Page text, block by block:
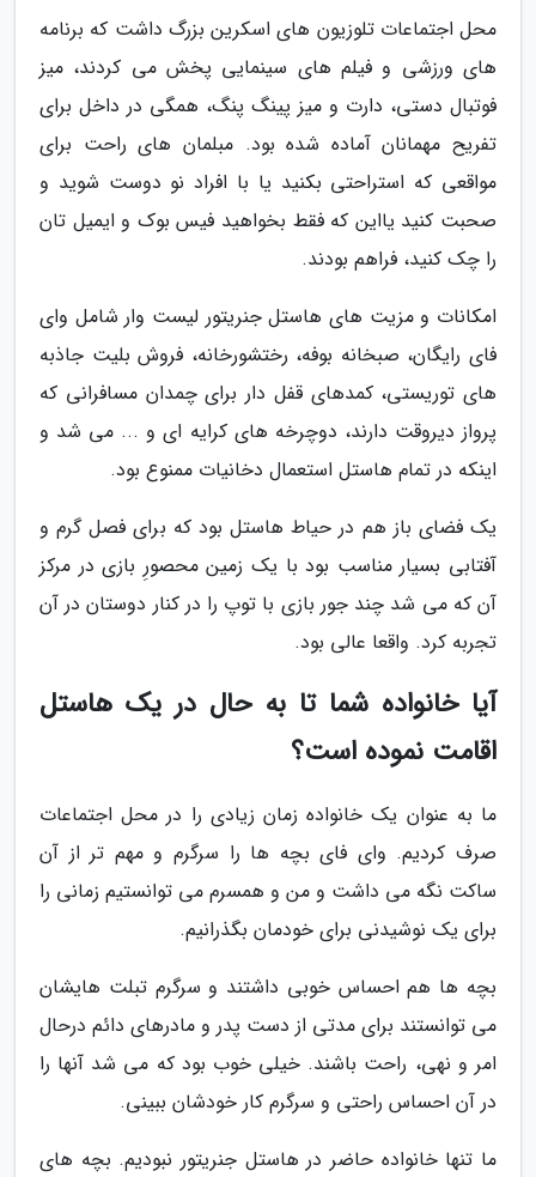
محل اجتماعات تلوزیون های اسکرین بزرگ داشت که برنامه
های ورزشی و فیلم های سینمایی پخش می کردند، میز
فوتبال دستی، دارت و میز پینگ پنگ، همگی در داخل برای
تفریح مهمانان آماده شده بود. مبلمان های راحت برای
مواقعی که استراحتی بکنید یا با افراد نو دوست شوید و
صحبت کنید یااین که فقط بخواهید فیس بوک و ایمیل تان
را چک کنید، فراهم بودند.
امکانات و مزیت های هاستل جنریتور لیست وار شامل وای
فای رایگان، صبخانه بوفه، رختشورخانه، فروش بلیت جاذبه
های توریستی، کمدهای قفل دار برای چمدان مسافرانی که
پرواز دیروقت دارند، دوچرخه های کرایه ای و ... می شد و
اینکه در تمام هاستل استعمال دخانیات ممنوع بود.
یک فضای باز هم در حیاط هاستل بود که برای فصل گرم و
آفتابی بسیار مناسب بود با یک زمین محصورِ بازی در مرکز
آن که می شد چند جور بازی با توپ را در کنار دوستان در آن
تجربه کرد. واقعا عالی بود.
آیا خانواده شما تا به حال در یک هاستل
اقامت نموده است؟
ما به عنوان یک خانواده زمان زیادی را در محل اجتماعات
صرف کردیم. وای فای بچه ها را سرگرم و مهم تر از آن
ساکت نگه می داشت و من و همسرم می توانستیم زمانی را
برای یک نوشیدنی برای خودمان بگذرانیم.
بچه ها هم احساس خوبی داشتند و سرگرم تبلت هایشان
می توانستند برای مدتی از دست پدر و مادرهای دائم درحال
امر و نهی، راحت باشند. خیلی خوب بود که می شد آنها را
در آن احساس راحتی و سرگرم کار خودشان ببینی.
ما تنها خانواده حاضر در هاستل جنریتور نبودیم. بچه های